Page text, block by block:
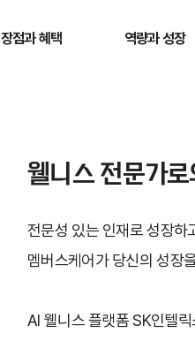
장점과 혜택 역량과 성장
웰니스 전문가
전문성 있는 인재로 성장하
멤버스케어가 당신의 성장
AI 웰니스 플랫폼 SK인텔